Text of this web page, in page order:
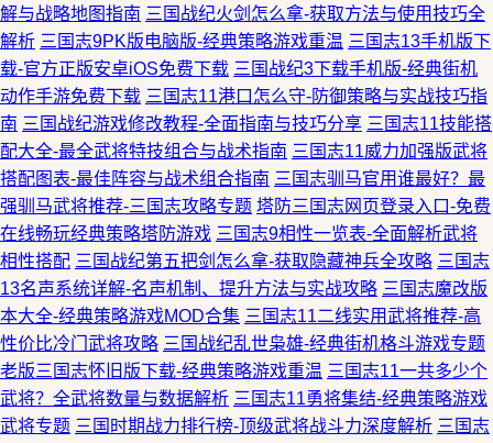
解与战略地图指南 三国战纪火剑怎么拿-获取方法与使用技巧全
解析 三国志9PK版电脑版-经典策略游戏重温 三国志13手机版下
载-官方正版安卓iOS免费下载 三国战纪3下载手机版-经典街机
动作手游免费下载 三国志11港口怎么守-防御策略与实战技巧指
南 三国战纪游戏修改教程-全面指南与技巧分享 三国志11技能搭
配大全-最全武将特技组合与战术指南 三国志11威力加强版武将
搭配图表-最佳阵容与战术组合指南 三国志驯马官用谁最好？最
强驯马武将推荐-三国志攻略专题 塔防三国志网页登录入口-免费
在线畅玩经典策略塔防游戏 三国志9相性一览表-全面解析武将
相性搭配 三国战纪第五把剑怎么拿-获取隐藏神兵全攻略 三国志
13名声系统详解-名声机制、提升方法与实战攻略 三国志魔改版
本大全-经典策略游戏MOD合集 三国志11二线实用武将推荐-高
性价比冷门武将攻略 三国战纪乱世枭雄-经典街机格斗游戏专题
老版三国志怀旧版下载-经典策略游戏重温 三国志11一共多少个
武将？全武将数量与数据解析 三国志11勇将集结-经典策略游戏
武将专题 三国时期战力排行榜-顶级武将战斗力深度解析 三国志